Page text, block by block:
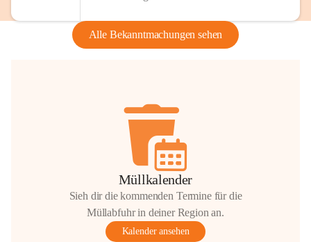
Alle Bekanntmachungen sehen
Müllkalender
Sieh dir die kommenden Termine für die
Müllabfuhr in deiner Region an.
Kalender ansehen